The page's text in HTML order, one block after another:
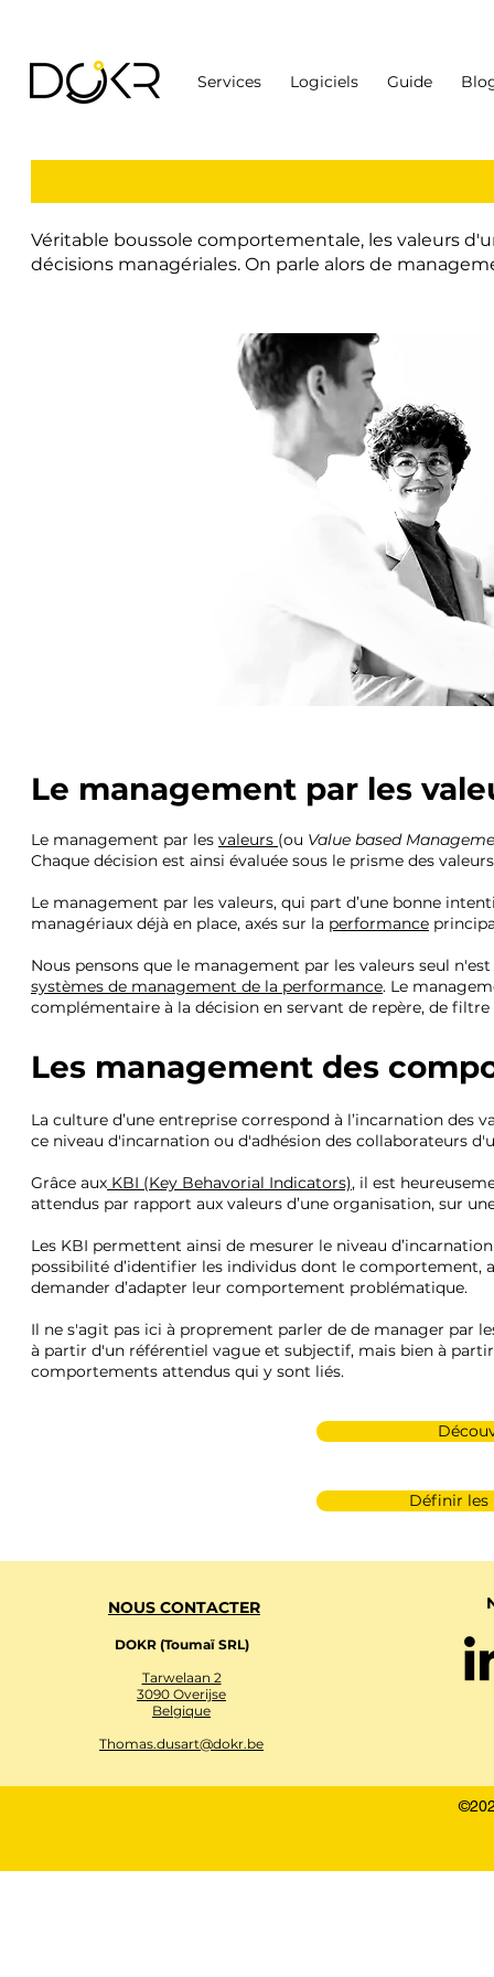
Services Logiciels Guide
Véritable boussole comportementale, les valeurs
décisions managériales. On parle alors de
Le management par les
Le management par les valeurs (ou Value based
Chaque décision est ainsi évaluée sous le prisme des
Le management par les valeurs, qui part d’une bonne
managériaux déjà en place, axés sur la performance
Nous pensons que le management par les valeurs seul
systèmes de management de la performance. Le
complémentaire à la décision en servant de repère, de
Les management des
La culture d’une entreprise correspond à l’incarnation
ce niveau d'incarnation ou d'adhésion des collaborateurs
Grâce aux KBI (Key Behavorial Indicators), il est
attendus par rapport aux valeurs d’une organisation, sur
Les KBI permettent ainsi de mesurer le niveau
possibilité d’identifier les individus dont le comportement,
demander d’adapter leur comportement problématique.
Il ne s'agit pas ici à proprement parler de de manager par
à partir d'un référentiel vague et subjectif, mais bien à
comportements attendus qui y sont liés.
Définir les
NOUS CONTACTER
DOKR (Toumaï SRL)
Tarwelaan 2
3090 Overijse
Belgique
Thomas.dusart@dokr.be